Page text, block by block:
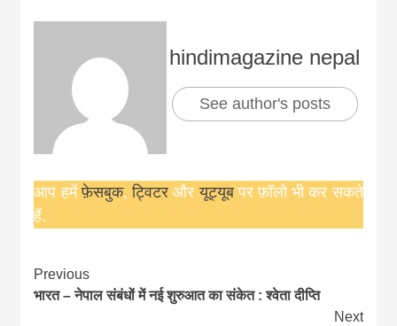
hindimagazine nepal
See author's posts
आप हमेंफ़ेसबुक,ट्विटरऔरयूट्यूबपर फ़ॉलो भी कर सकते
हैं.
Continue
Reading
Previous
भारत – नेपाल संबंधों में नई शुरुआत का संकेत : श्वेता दीप्ति
Next